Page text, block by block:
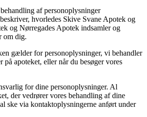
af personoplysninger
hvorledes Skive Svane Apotek og
og Nørregades Apotek indsamler og
om dig.
gælder for personoplysninger, vi behandler
på apoteket, eller når du besøger vores
for dine personoplysninger. Al
der vedrører vores behandling af dine
ske via kontaktoplysningerne anført under